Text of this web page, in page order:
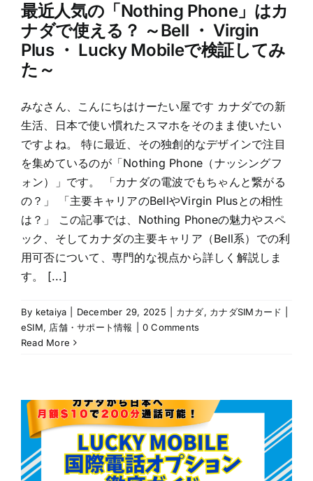
最近人気の「Nothing Phone」はカ
ナダで使える？ ～Bell ・ Virgin
Plus ・ Lucky Mobileで検証してみ
た～
みなさん、こんにちはけーたい屋です カナダでの新
生活、日本で使い慣れたスマホをそのまま使いたい
ですよね。 特に最近、その独創的なデザインで注目
を集めているのが「Nothing Phone（ナッシングフ
ォン）」です。 「カナダの電波でもちゃんと繋がる
の？」 「主要キャリアのBellやVirgin Plusとの相性
は？」 この記事では、Nothing Phoneの魅力やスペ
ック、そしてカナダの主要キャリア（Bell系）での利
用可否について、専門的な視点から詳しく解説しま
す。 [...]
By ketaiya December 29, 2025 カナダ, カナダSIMカード |
eSIM, 店舗・サポート情報
0 Comments
Read More